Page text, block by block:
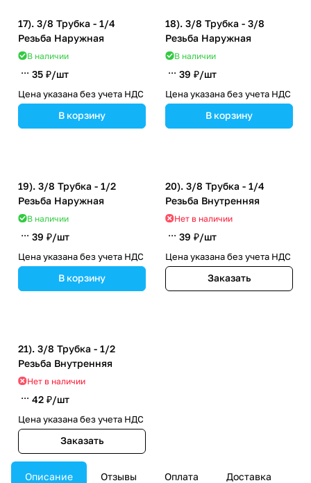
17). 3/8 Трубка - 1/4
Резьба Наружная
В наличии
35 ₽/шт
Цена указана без учета НДС
В корзину
18). 3/8 Трубка - 3/8
Резьба Наружная
В наличии
39 ₽/шт
Цена указана без учета НДС
В корзину
19). 3/8 Трубка - 1/2
Резьба Наружная
В наличии
39 ₽/шт
Цена указана без учета НДС
В корзину
20). 3/8 Трубка - 1/4
Резьба Внутренняя
Нет в наличии
39 ₽/шт
Цена указана без учета НДС
Заказать
21). 3/8 Трубка - 1/2
Резьба Внутренняя
Нет в наличии
42 ₽/шт
Цена указана без учета НДС
Заказать
Описание Отзывы Оплата Доставка